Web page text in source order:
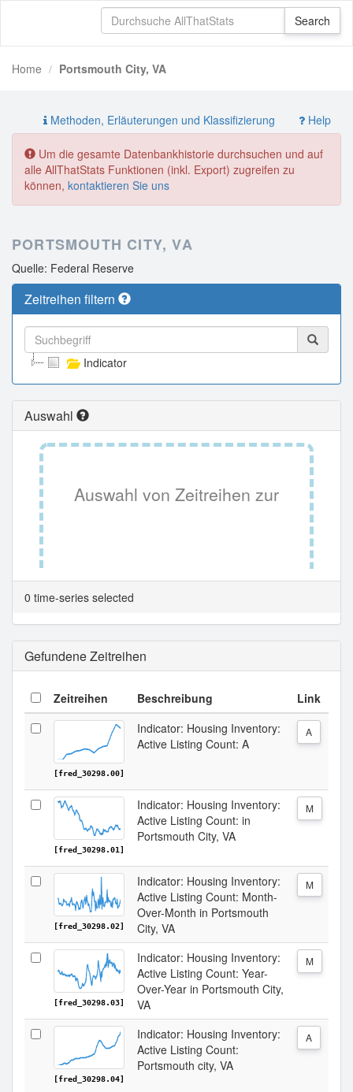
Home Portsmouth City, VA
Methoden, Erläuterungen und Klassifizierung Help
Um die gesamte Datenbankhistorie durchsuchen und auf
alle AllThatStats Funktionen (inkl. Export) zugreifen zu
können, kontaktieren Sie uns
PORTSMOUTH CITY, VA
Quelle: Federal Reserve
Zeitreihen filtern
Indicator
Auswahl
Auswahl von Zeitreihen zur
Tabellenansicht.
0 time-series selected
Gefundene Zeitreihen
Zeitreihen Beschreibung Link
[fred_30298.00]
Indicator: Housing Inventory:
Active Listing Count: A
A
[fred_30298.01]
Indicator: Housing Inventory:
Active Listing Count: in
Portsmouth City, VA
M
[fred_30298.02]
Indicator: Housing Inventory:
Active Listing Count: Month-
Over-Month in Portsmouth
City, VA
M
[fred_30298.03]
Indicator: Housing Inventory:
Active Listing Count: Year-
Over-Year in Portsmouth City,
VA
M
[fred_30298.04]
Indicator: Housing Inventory:
Active Listing Count:
Portsmouth city, VA
A